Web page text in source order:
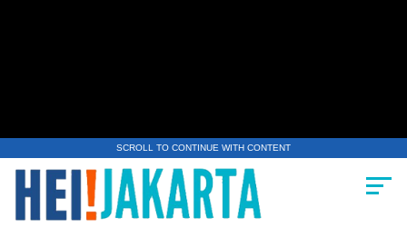
SCROLL TO CONTINUE WITH CONTENT